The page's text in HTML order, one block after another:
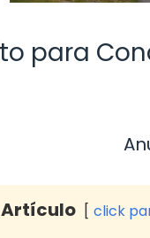
para
Artículo click